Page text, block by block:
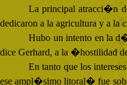
La principal atracci�n
dedicaron a la agricultura y a la
Hubo un intento en la
dice Gerhard, a la �hostilidad
En tanto que los
ese ampl�simo litoral� fue